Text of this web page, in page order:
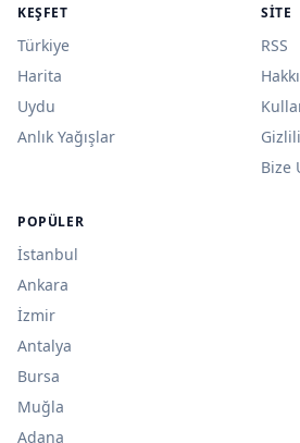
KEŞFET
Türkiye
Harita
Uydu
Anlık Yağışlar
SITE
RSS
Bize
POPÜLER
İstanbul
Ankara
İzmir
Antalya
Bursa
Muğla
Adana